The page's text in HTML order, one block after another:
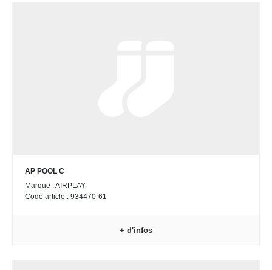
AP POOL C
Marque : AIRPLAY
Code article : 934470-61
+ d'infos